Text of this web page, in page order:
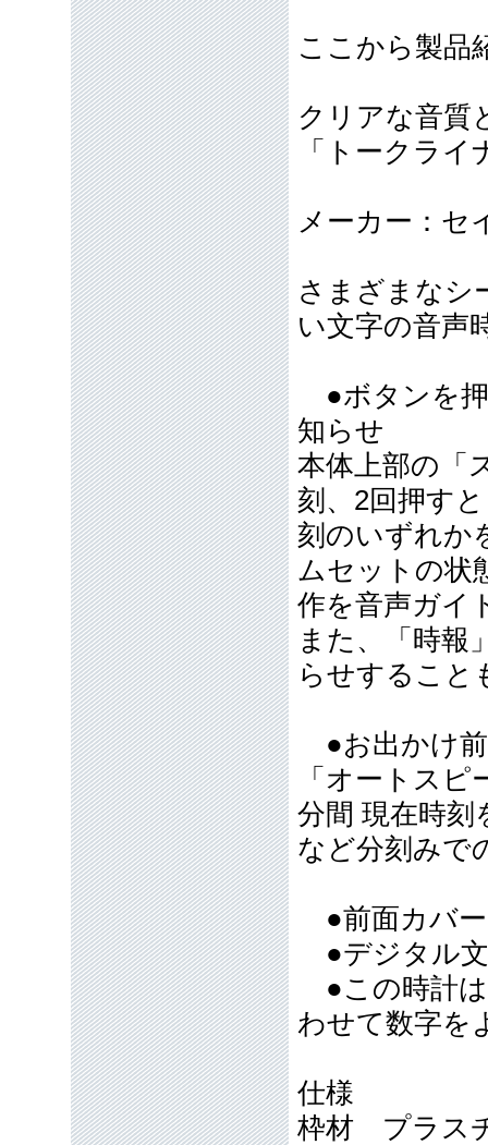
ここから製品
クリアな音
「トークラ
メーカー：セ
さまざまなシ
い文字の音声
●ボタンを押
知らせ
本体上部の「
刻、2回押す
刻のいずれか
ムセットの状
作を音声ガイ
また、「時報
らせすること
●お出かけ
「オートス
分間 現在時刻
など分刻みで
●前面カバ
●デジタル
●この時計は
わせて数字を
仕様
枠材 プラ